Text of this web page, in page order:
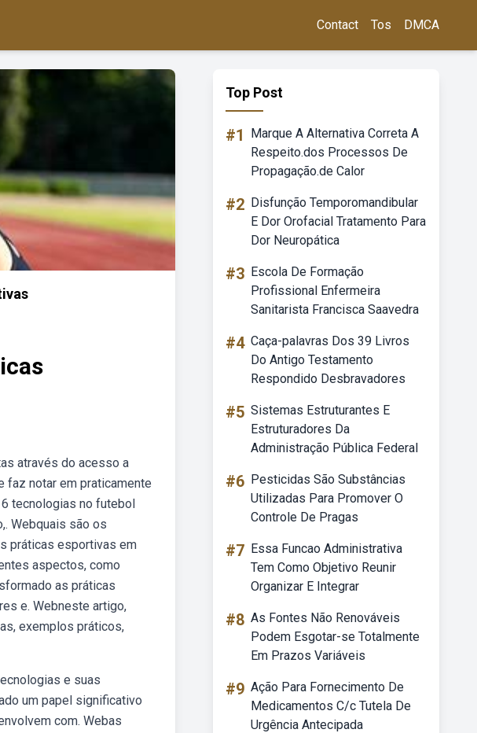
Contact Tos DMCA
através do acesso a
faz notar em praticamente
tecnologias no futebol
Webquais são os
práticas esportivas em
aspectos, como
as práticas
e. Webneste artigo,
exemplos práticos,
e suas
um papel significativo
com. Webas
Top Post
#1
Marque A Alternativa Correta A
Respeito.dos Processos De
Propagação.de Calor
#2 Disfunção Temporomandibular
E Dor Orofacial Tratamento Para
Dor Neuropática
#3 Escola De Formação
Profissional Enfermeira
Sanitarista Francisca Saavedra
#4 Caça-palavras Dos 39 Livros
Do Antigo Testamento
Respondido Desbravadores
#5 Sistemas Estruturantes E
Estruturadores Da
Administração Pública Federal
#6 Pesticidas São Substâncias
Utilizadas Para Promover O
Controle De Pragas
#7 Essa Funcao Administrativa
Tem Como Objetivo Reunir
Organizar E Integrar
#8 As Fontes Não Renováveis
Podem Esgotar-se Totalmente
Em Prazos Variáveis
#9 Ação Para Fornecimento De
Medicamentos C/c Tutela De
Urgência Antecipada